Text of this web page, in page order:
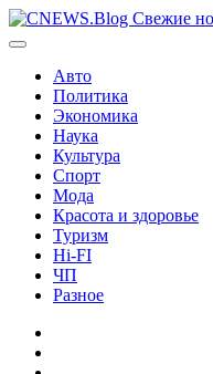
Перейти
к
Авто
Политика
Экономика
Наука
Культура
Спорт
Мода
Красота и здоровье
Туризм
Hi-FI
ЧП
Разное